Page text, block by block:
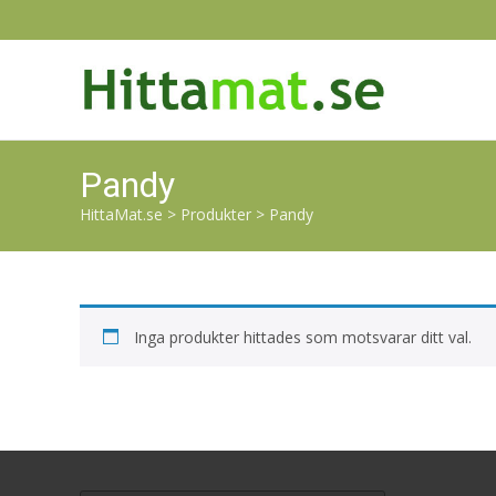
Pandy
HittaMat.se > Produkter > Pandy
Inga produkter hittades som motsvarar ditt val.